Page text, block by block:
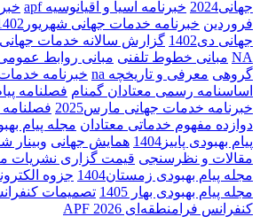
جهانی2024
خبرنامه آسیا و اقیانوسیه apf
فروردین خبرنامه خدمات جهانی شهریور1402
جهانی دی1402
گزارش سالانه خدمات جهانی2021
NA مبانی خطوط تلفنی مبانی روابط
گروهی معرفی و تاریخچه na
خبرنامه خدمات
اساسنامه رسمی معتادان گمنام فصلنامه
خبرنامه خدمات جهانی مارس2025
فصلنامه
دوازده مفهوم خدماتی معتادان مجله پیام
پیام بهبودی پاییز1404
همایش جهانی وبینار
مقالات و نظرسنجی قیمت گزاری نشریات
مجله پیام بهبودی زمستان1404
جزوه
مجله پیام بهبودی بهار 1405
تصمیمات
کنفرانس فرا‌منطقه‌ای APF 2026